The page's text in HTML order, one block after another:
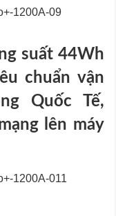
suất 44Wh
chuẩn vận
Quốc Tế,
lên máy